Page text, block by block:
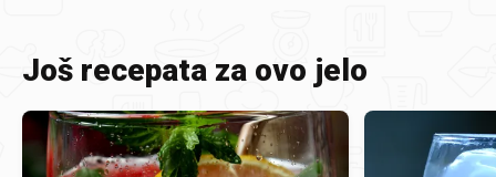
Još recepata za ovo jelo